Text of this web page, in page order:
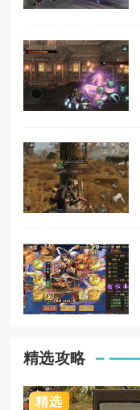
精选攻略
精选